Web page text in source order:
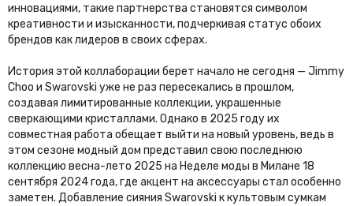
инновациями, такие партнерства становятся символом
креативности и изысканности, подчеркивая статус обоих
брендов как лидеров в своих сферах.
История этой коллаборации берет начало не сегодня — Jimmy
Choo и Swarovski уже не раз пересекались в прошлом,
создавая лимитированные коллекции, украшенные
сверкающими кристаллами. Однако в 2025 году их
совместная работа обещает выйти на новый уровень, ведь в
этом сезоне модный дом представил свою последнюю
коллекцию весна-лето 2025 на Неделе моды в Милане 18
сентября 2024 года, где акцент на аксессуары стал особенно
заметен. Добавление сияния Swarovski к культовым сумкам